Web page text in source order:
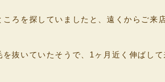
ころを探していましたと、遠くからご来
抜いていたそうで、1ヶ月近く伸ばして